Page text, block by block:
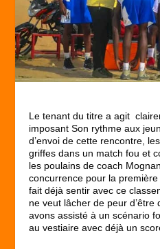
Le tenant du titre a agit
imposant Son rythme aux
d’envoi de cette rencontre,
griffes dans un match fou et
les poulains de coach
concurrence pour la
fait déjà sentir avec ce
ne veut lâcher de peur
avons assisté à un scénario
au vestiaire avec déjà un